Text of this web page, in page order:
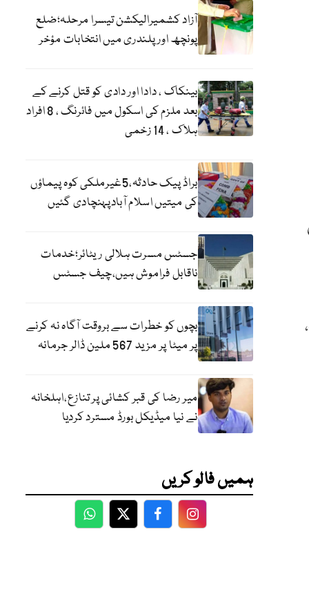
آزاد کشمیرالیکشن تیسرا مرحلہ؛ضلع
پونچھ اور پلندری میں انتخابات مؤخر
بینکاک ، دادا اور دادی کو قتل کرنے کے
بعد ملزم کی اسکول میں فائرنگ ، 8 افراد
ہلاک ، 14 زخمی
براڈ پیک حادثہ،5غیرملکی کوہ پیماؤں
کی میتیں اسلام آبادپہنچادی گئیں
جسٹس مسرت ہلالی ریٹائر؛خدمات
ناقابل فراموش ہیں،چیف جسٹس
بچوں کو خطرات سے بروقت آگاہ نہ کرنے
پر میٹا پر مزید 567 ملین ڈالر جرمانہ
میر رضا کی قبر کشائی پر تنازع،اہلخانہ
نے نیا میڈیکل بورڈ مسترد کردیا
ہمیں فالو کریں
WhatsApp
TwitterFacebookFacebook